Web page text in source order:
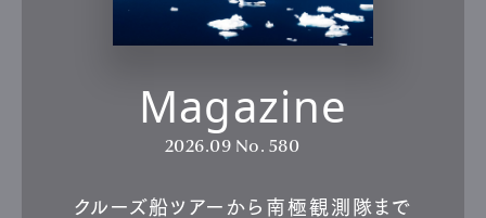
Magazine
2026.09 No. 580
クルーズ船ツアーから南極観測隊まで